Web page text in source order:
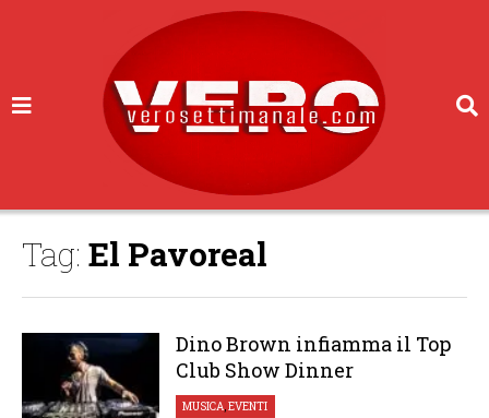
Tag: El Pavoreal
Dino Brown infiamma il Top
Club Show Dinner
MUSICA,EVENTI